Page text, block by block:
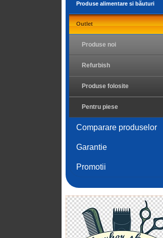
Produse alimentare si băuturi
Outlet
Produse noi
Refurbish
Produse folosite
Pentru piese
Comparare produselor
Garantie
Promotii